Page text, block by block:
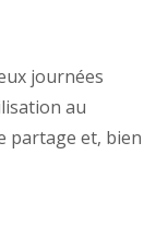
journées
au
partage et, bien